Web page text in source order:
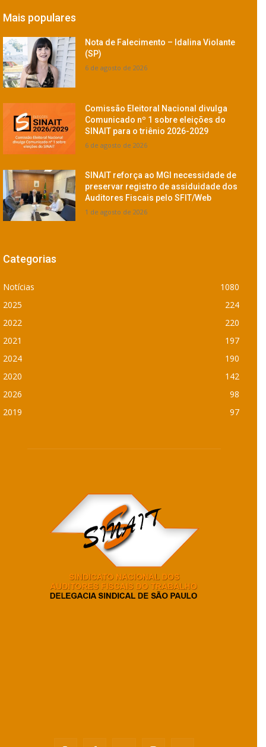
Mais populares
Nota de Falecimento – Idalina Violante
(SP)
6 de agosto de 2026
Comissão Eleitoral Nacional divulga
Comunicado nº 1 sobre eleições do
SINAIT para o triênio 2026-2029
6 de agosto de 2026
SINAIT reforça ao MGI necessidade de
preservar registro de assiduidade dos
Auditores Fiscais pelo SFIT/Web
1 de agosto de 2026
Categorias
Notícias
1080
2025
224
2022
220
2021
197
2024
190
2020
142
2026
98
2019
97